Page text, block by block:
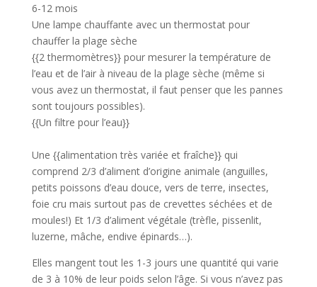
6-12 mois
Une lampe chauffante avec un thermostat pour
chauffer la plage sèche
{{2 thermomètres}} pour mesurer la température de
l’eau et de l’air à niveau de la plage sèche (même si
vous avez un thermostat, il faut penser que les pannes
sont toujours possibles).
{{Un filtre pour l’eau}}
Une {{alimentation très variée et fraîche}} qui
comprend 2/3 d’aliment d’origine animale (anguilles,
petits poissons d’eau douce, vers de terre, insectes,
foie cru mais surtout pas de crevettes séchées et de
moules!) Et 1/3 d’aliment végétale (trèfle, pissenlit,
luzerne, mâche, endive épinards…).
Elles mangent tout les 1-3 jours une quantité qui varie
de 3 à 10% de leur poids selon l’âge. Si vous n’avez pas